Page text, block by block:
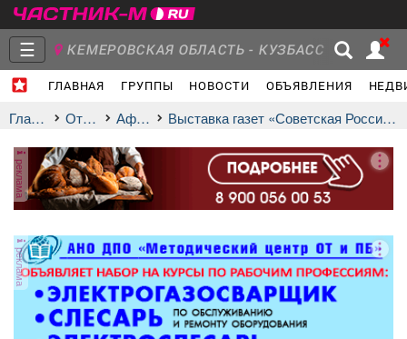
☰ КЕМЕРОВСКАЯ ОБЛАСТЬ - КУЗБАСС
ГЛАВНАЯ ГРУППЫ НОВОСТИ ОБЪЯВЛЕНИЯ
Объявления Недвижимость Услуги
Работа Транспорт
Главная Отдых афиша Выставка газет «Советская Россия — 70 лет»
реклама
реклама